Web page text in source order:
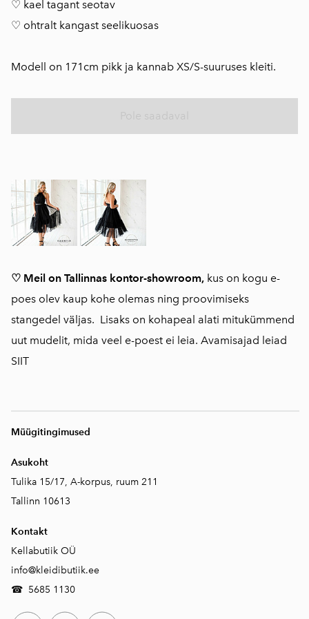
♡ Meil on Tallinnas kontor-showroom, kus on kogu e-
poes olev kaup kohe olemas ning proovimiseks
stangedel väljas. Lisaks on kohapeal alati mitukümmend
uut mudelit, mida veel e-poest ei leia. Avamisajad leiad
SIIT
♡ kael tagant seotav
♡ ohtralt kangast seelikuosas
Modell on 171cm pikk ja kannab XS/S-suuruses kleiti.
Müügitingimused
Asukoht
Tulika 15/17, A-korpus, ruum 211
Tallinn 10613
Kontakt
Kellabutiik OÜ
info@kleidibutiik.ee
☎ 5685 1130